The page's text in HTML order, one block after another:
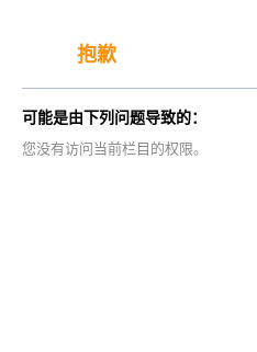
抱歉
可能是由下列问题导致的：
您没有访问当前栏目的权限。